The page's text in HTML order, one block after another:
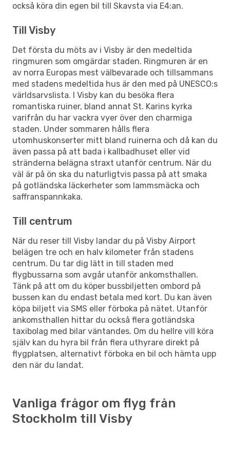
också köra din egen bil till Skavsta via E4:an.
Till Visby
Det första du möts av i Visby är den medeltida
ringmuren som omgärdar staden. Ringmuren är en
av norra Europas mest välbevarade och tillsammans
med stadens medeltida hus är den med på UNESCO:s
världsarvslista. I Visby kan du besöka flera
romantiska ruiner, bland annat St. Karins kyrka
varifrån du har vackra vyer över den charmiga
staden. Under sommaren hålls flera
utomhuskonserter mitt bland ruinerna och då kan du
även passa på att bada i kallbadhuset eller vid
stränderna belägna straxt utanför centrum. När du
väl är på ön ska du naturligtvis passa på att smaka
på gotländska läckerheter som lammsmäcka och
saffranspannkaka.
Till centrum
När du reser till Visby landar du på Visby Airport
belägen tre och en halv kilometer från stadens
centrum. Du tar dig lätt in till staden med
flygbussarna som avgår utanför ankomsthallen.
Tänk på att om du köper bussbiljetten ombord på
bussen kan du endast betala med kort. Du kan även
köpa biljett via SMS eller förboka på nätet. Utanför
ankomsthallen hittar du också flera gotländska
taxibolag med bilar väntandes. Om du hellre vill köra
själv kan du hyra bil från flera uthyrare direkt på
flygplatsen, alternativt förboka en bil och hämta upp
den när du landat.
Vanliga frågor om flyg från
Stockholm till Visby